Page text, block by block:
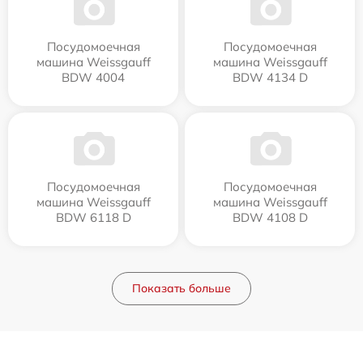
Посудомоечная
машина Weissgauff
BDW 4004
Посудомоечная
машина Weissgauff
BDW 4134 D
Посудомоечная
машина Weissgauff
BDW 6118 D
Посудомоечная
машина Weissgauff
BDW 4108 D
Показать больше